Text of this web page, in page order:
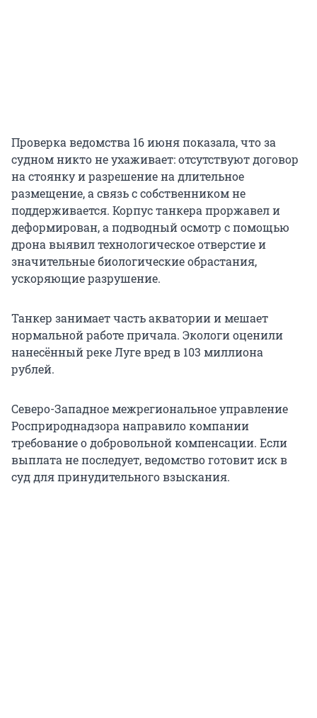
Проверка ведомства 16 июня показала, что за
судном никто не ухаживает: отсутствуют договор
на стоянку и разрешение на длительное
размещение, а связь с собственником не
поддерживается. Корпус танкера проржавел и
деформирован, а подводный осмотр с помощью
дрона выявил технологическое отверстие и
значительные биологические обрастания,
ускоряющие разрушение.
Танкер занимает часть акватории и мешает
нормальной работе причала. Экологи оценили
нанесённый реке Луге вред в 103 миллиона
рублей.
Северо-Западное межрегиональное управление
Росприроднадзора направило компании
требование о добровольной компенсации. Если
выплата не последует, ведомство готовит иск в
суд для принудительного взыскания.